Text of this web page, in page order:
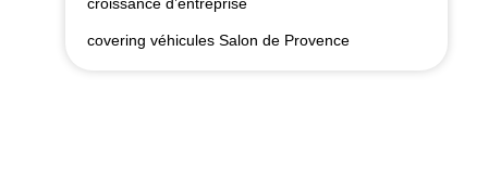
covering véhicules Salon de Provence